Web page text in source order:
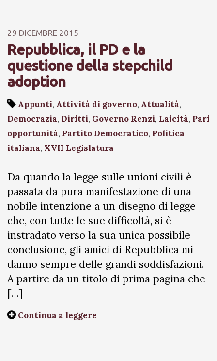
29 DICEMBRE 2015
Repubblica, il PD e la
questione della stepchild
adoption
Appunti, Attività di governo, Attualità,
Democrazia, Diritti, Governo Renzi, Laicità, Pari
opportunità, Partito Democratico, Politica
italiana, XVII Legislatura
Da quando la legge sulle unioni civili è
passata da pura manifestazione di una
nobile intenzione a un disegno di legge
che, con tutte le sue difficoltà, si è
instradato verso la sua unica possibile
conclusione, gli amici di Repubblica mi
danno sempre delle grandi soddisfazioni.
A partire da un titolo di prima pagina che
[…]
Continua a leggere